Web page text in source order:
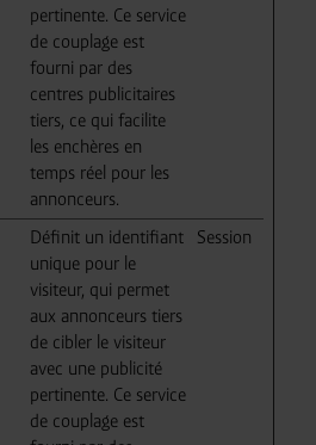
pertinente. Ce service
de couplage est
fourni par des
centres publicitaires
tiers, ce qui facilite
les enchères en
temps réel pour les
annonceurs.
Définit un identifiant
unique pour le
visiteur, qui permet
aux annonceurs tiers
de cibler le visiteur
avec une publicité
pertinente. Ce service
de couplage est
Session